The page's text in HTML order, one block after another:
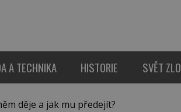
A TECHNIKA HISTORIE SVĚT
děje a jak mu předejít?